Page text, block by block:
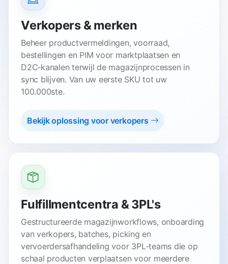
Verkopers & merken
Beheer productvermeldingen, voorraad,
bestellingen en PIM voor marktplaatsen en
D2C‑kanalen terwijl de magazijnprocessen in
sync blijven. Van uw eerste SKU tot uw
100.000ste.
Bekijk oplossing voor verkopers
Fulfillmentcentra & 3PL's
Gestructureerde magazijnworkflows, onboarding
van verkopers, batches, picking en
vervoerdersafhandeling voor 3PL‑teams die op
schaal producten verplaatsen voor meerdere